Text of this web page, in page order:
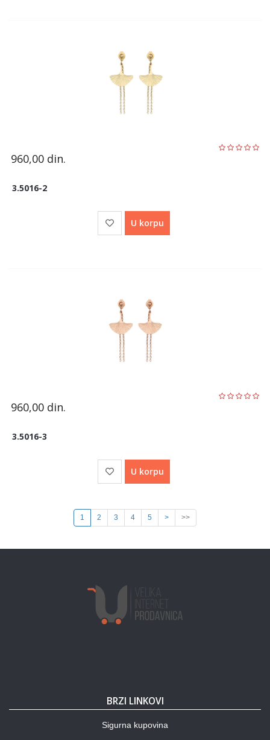
960,00 din.
3.5016-2
U korpu
960,00 din.
3.5016-3
U korpu
1 2 3 4 5 > >>
BRZI LINKOVI
Sigurna kupovina